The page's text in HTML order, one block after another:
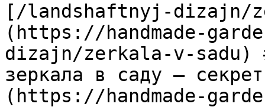
[/landshaftnyj-dizajn/
(https://handmade-
dizajn/zerkala-v-sadu)
зеркала в саду —
(https://handmade-